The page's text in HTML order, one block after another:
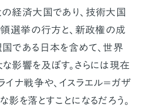
経済大国であり、技術大国
領選挙の行方と、新政権の成
である日本を含めて、世界
影響を及ぼす。さらには現在
イナ戦争や、イスラエル＝ガザ
影を落とすことになるだろう。